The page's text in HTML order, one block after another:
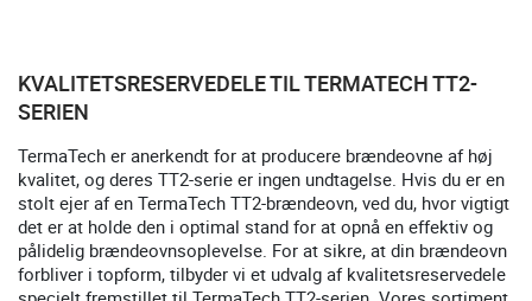
KVALITETSRESERVEDELE TIL TERMATECH TT2-
SERIEN
TermaTech er anerkendt for at producere brændeovne af høj
kvalitet, og deres TT2-serie er ingen undtagelse. Hvis du er en
stolt ejer af en TermaTech TT2-brændeovn, ved du, hvor vigtigt
det er at holde den i optimal stand for at opnå en effektiv og
pålidelig brændeovnsoplevelse. For at sikre, at din brændeovn
forbliver i topform, tilbyder vi et udvalg af kvalitetsreservedele